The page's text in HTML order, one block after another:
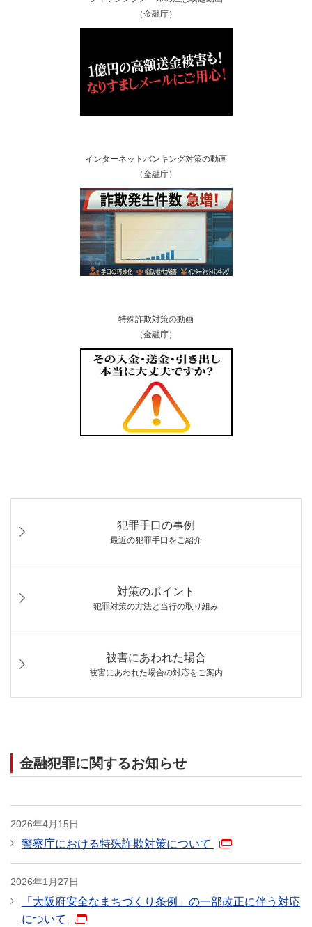
（金融庁）
インターネットバンキング対策の動画
（金融庁）
特殊詐欺対策の動画
（金融庁）
犯罪手口の事例
最近の犯罪手口をご紹介
対策のポイント
犯罪対策の方法と当行の取り組み
被害にあわれた場合
被害にあわれた場合の対応をご案内
金融犯罪に関するお知らせ
2026年4月15日
警察庁における特殊詐欺対策について
2026年1月27日
「大阪府安全なまちづくり条例」の一部改正に伴う対応
について